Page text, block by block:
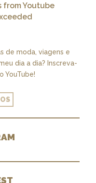
from Youtube
de moda, viagens e
dia a dia? Inscreva-
YouTube!